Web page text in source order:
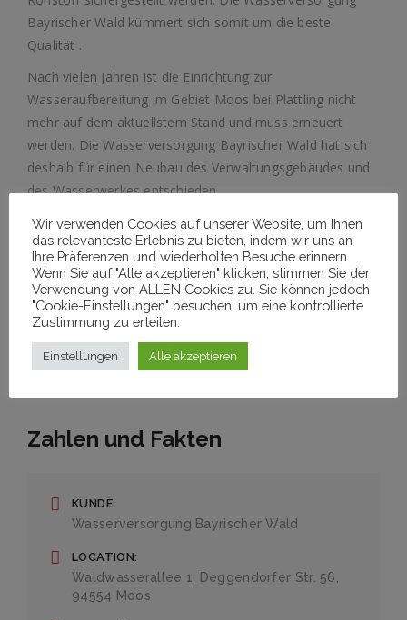
Bayrischer Wald kümmert sich somit um die beste
Qualität .
Nach vielen Jahren ist die Einrichtung zur
Wasseraufbereitung im Gebiet Moos bei Plattling nicht
mehr auf dem aktuellstem Stand und muss erneuert
werden. Die Wasserversorgung Bayrischer Wald hat sich
deshalb für einen Neubau des Verwaltungsgebäudes und
des Wasserwerkes entschieden.
Wir als Dachdeckerei waren an diesem Objekt
schlussendlich für die Sicherung des Gebäudes vor
Witterungseinflüssen von oben zuständig. Hergestellt
wurde ein klassicher Flachdachaufbau mit einer
Dampfsperrbahn aus Bitumen, einer Wärmedämmung
aus EPS und einer Dachabdichtung aus einer FPO
Kunststoffdachbahn. Der Untergrund war teilweise aus
Zahlen und Fakten
KUNDE
Wasserversorgung Bayrischer Wald
LOCATION
Waldwasserallee 1, Deggendorfer Str. 56,
94554 Moos
Wir verwenden Cookies auf unserer Website, um Ihnen
das relevanteste Erlebnis zu bieten, indem wir uns an
Ihre Präferenzen und wiederholten Besuche erinnern.
Wenn Sie auf "Alle akzeptieren" klicken, stimmen Sie der
Verwendung von ALLEN Cookies zu. Sie können jedoch
"Cookie-Einstellungen" besuchen, um eine kontrollierte
Zustimmung zu erteilen.
Einstellungen Alle akzeptieren